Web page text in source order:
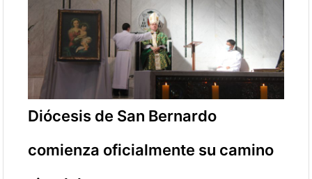
Diócesis de San Bernardo
comienza oficialmente su camino